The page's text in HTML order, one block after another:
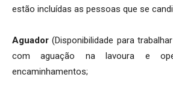
estão incluídas as pessoas que se
Aguador (Disponibilidade para
com aguação na lavoura e
encaminhamentos;